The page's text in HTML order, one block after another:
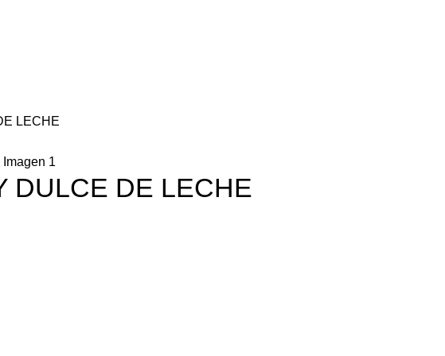
LECHE
DULCE DE LECHE